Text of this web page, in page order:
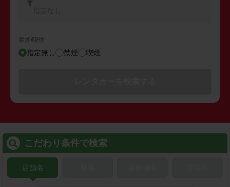
禁煙/喫煙
指定無し 禁煙 喫煙
こだわり条件で検索
店舗名